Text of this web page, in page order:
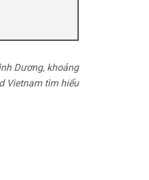
Dương, khoảng
Vietnam tìm hiểu